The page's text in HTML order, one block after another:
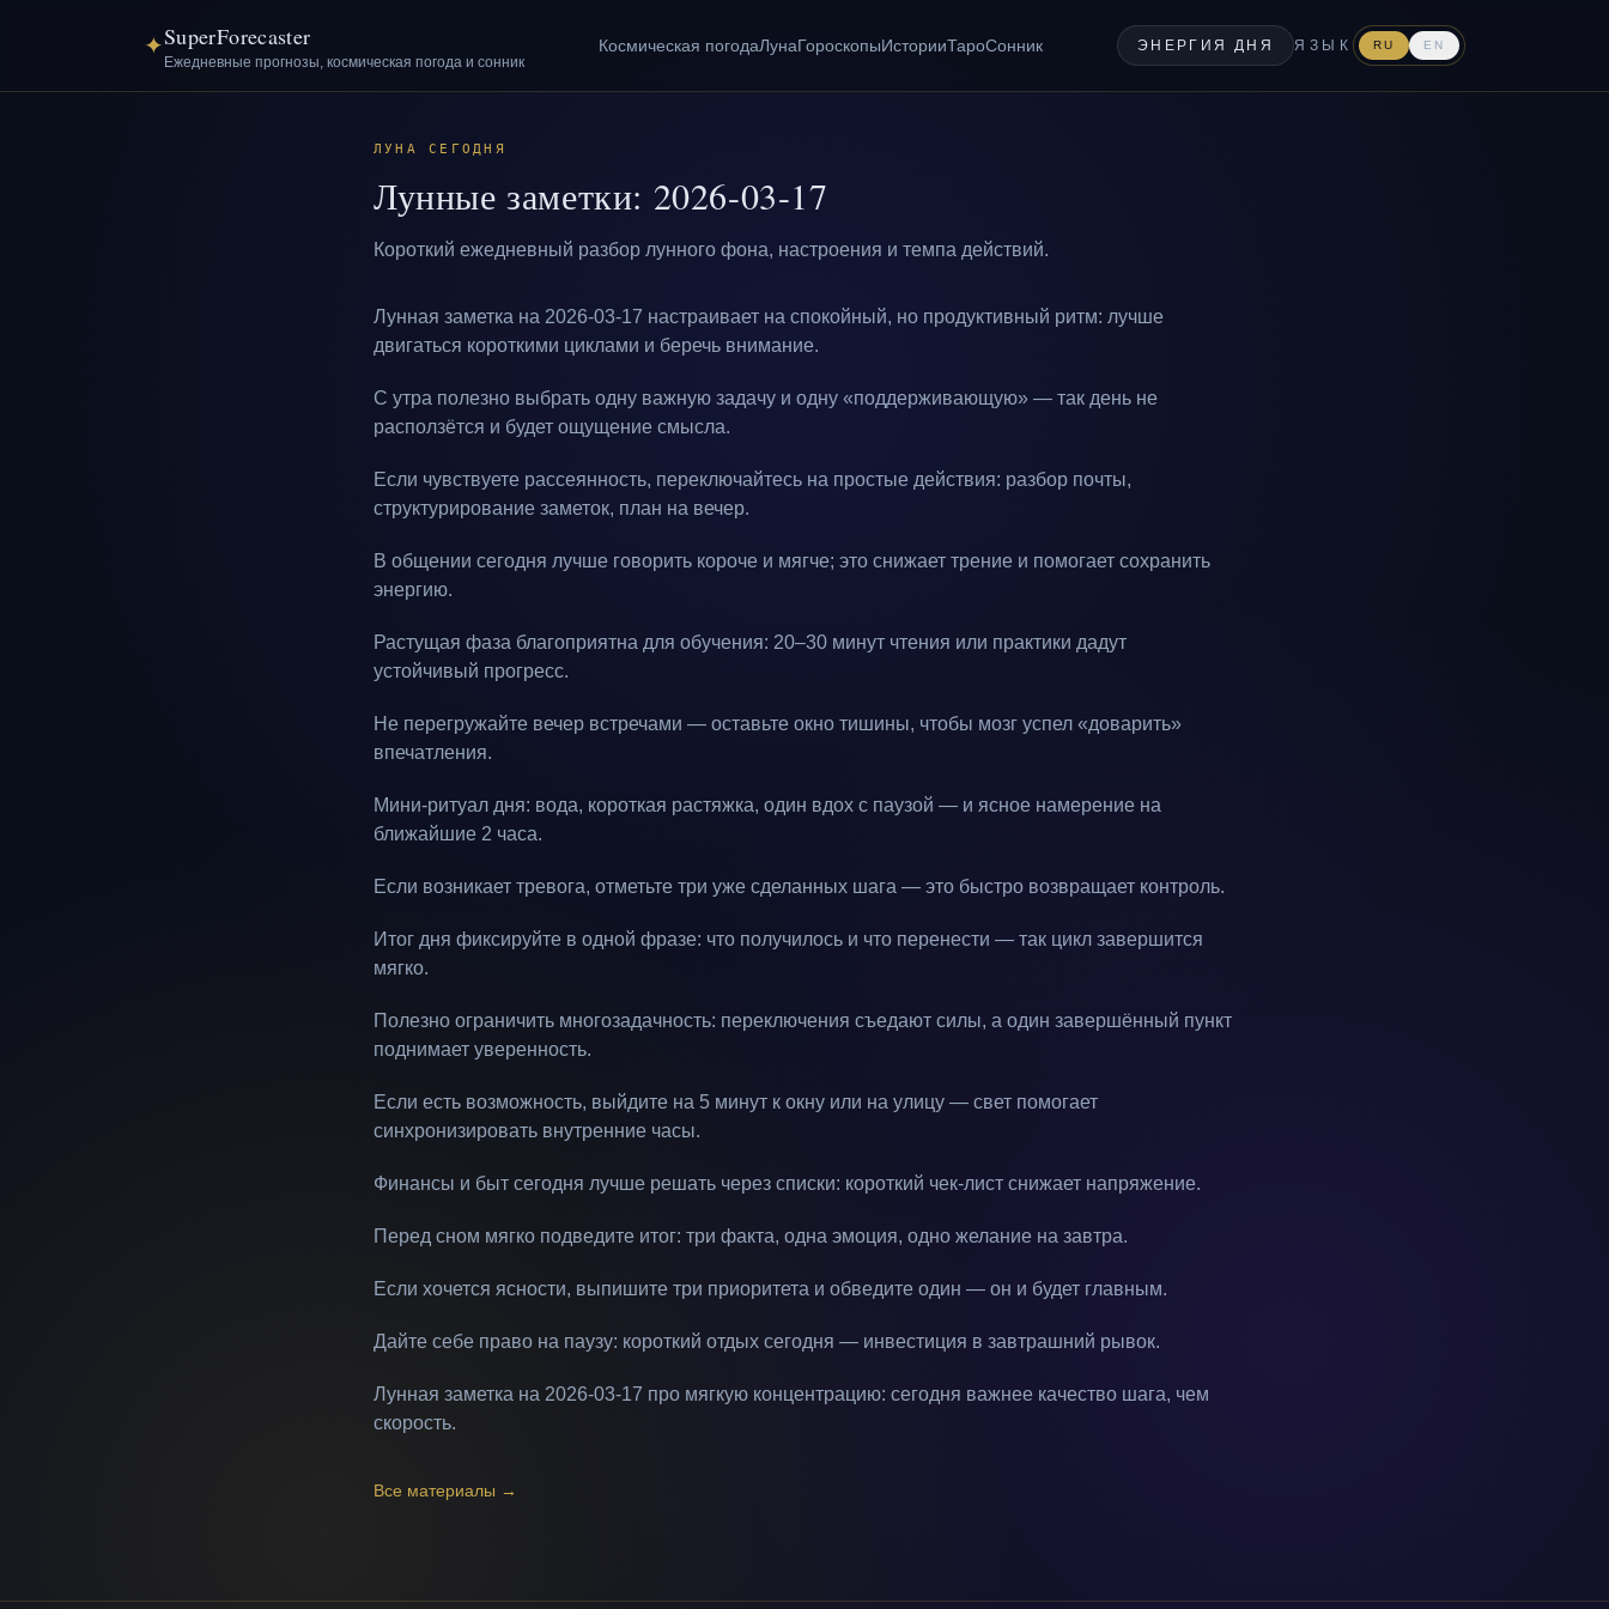
✦SuperForecaster
Ежедневные прогнозы, космическая погода и сонник
Космическая погодаЛунаГороскопыИсторииТароСонник ЭНЕРГИЯ ДНЯ ЯЗЫК RU EN
ЛУНА СЕГОДНЯ
Лунные заметки: 2026-03-17
Короткий ежедневный разбор лунного фона, настроения и темпа действий.
Лунная заметка на 2026-03-17 настраивает на спокойный, но продуктивный ритм: лучше
двигаться короткими циклами и беречь внимание.
С утра полезно выбрать одну важную задачу и одну «поддерживающую» — так день не
расползётся и будет ощущение смысла.
Если чувствуете рассеянность, переключайтесь на простые действия: разбор почты,
структурирование заметок, план на вечер.
В общении сегодня лучше говорить короче и мягче; это снижает трение и помогает сохранить
энергию.
Растущая фаза благоприятна для обучения: 20–30 минут чтения или практики дадут
устойчивый прогресс.
Не перегружайте вечер встречами — оставьте окно тишины, чтобы мозг успел «доварить»
впечатления.
Мини-ритуал дня: вода, короткая растяжка, один вдох с паузой — и ясное намерение на
ближайшие 2 часа.
Если возникает тревога, отметьте три уже сделанных шага — это быстро возвращает контроль.
Итог дня фиксируйте в одной фразе: что получилось и что перенести — так цикл завершится
мягко.
Полезно ограничить многозадачность: переключения съедают силы, а один завершённый пункт
поднимает уверенность.
Если есть возможность, выйдите на 5 минут к окну или на улицу — свет помогает
синхронизировать внутренние часы.
Финансы и быт сегодня лучше решать через списки: короткий чек-лист снижает напряжение.
Перед сном мягко подведите итог: три факта, одна эмоция, одно желание на завтра.
Если хочется ясности, выпишите три приоритета и обведите один — он и будет главным.
Дайте себе право на паузу: короткий отдых сегодня — инвестиция в завтрашний рывок.
Лунная заметка на 2026-03-17 про мягкую концентрацию: сегодня важнее качество шага, чем
скорость.
Все материалы →